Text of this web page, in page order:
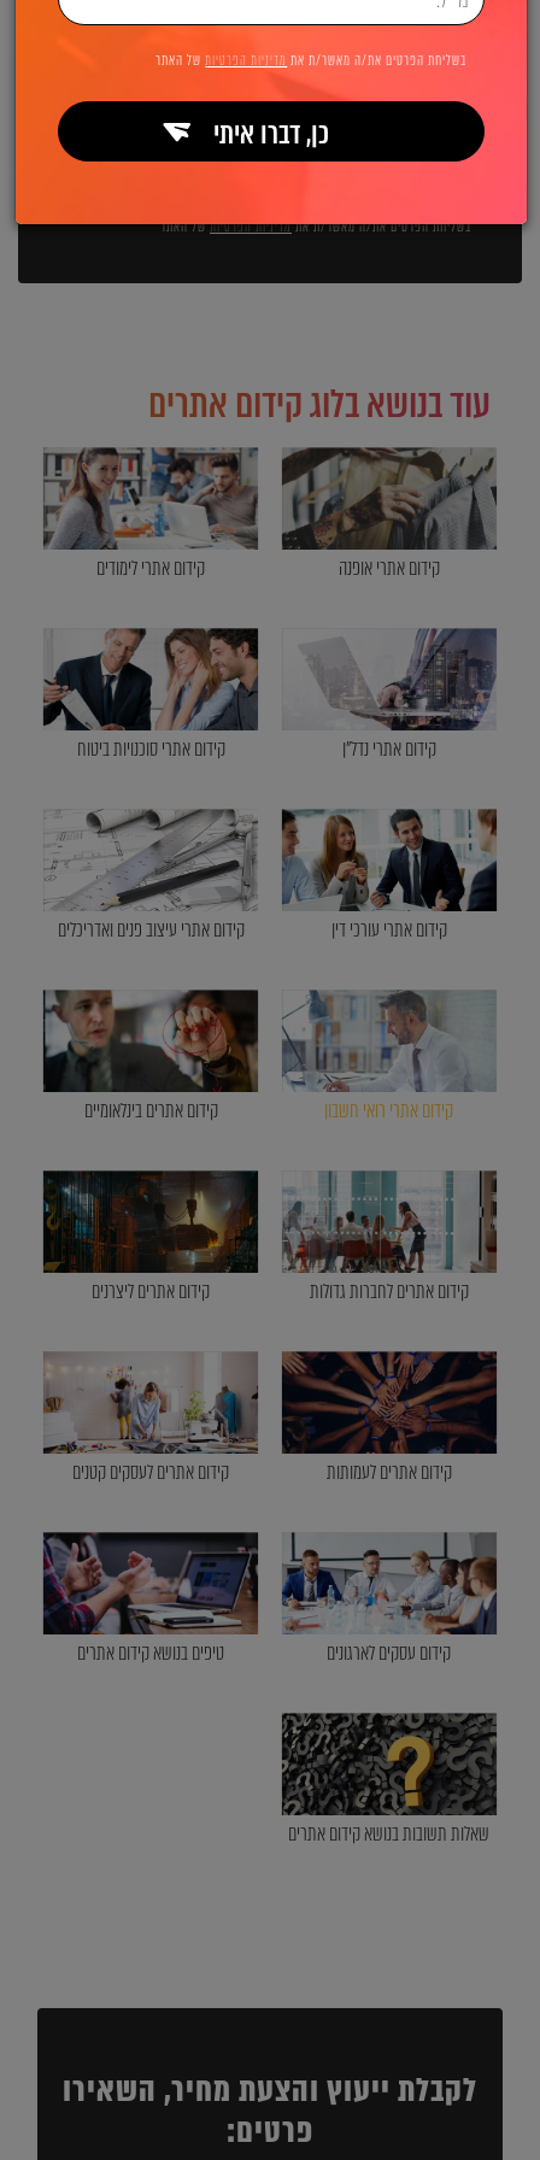
בשליחת הפרטים את/ה מאשר/ת אתמדיניות הפרטיותשל האתר
עוד בנושא בלוג קידום אתרים
קידום אתרי אופנה קידום אתרי לימודים
קידום אתרי נדל"ן קידום אתרי סוכנויות ביטוח
קידום אתרי עורכי דין קידום אתרי עיצוב פנים ואדריכלים
קידום אתרי רואי חשבון קידום אתרים בינלאומיים
קידום אתרים לחברות גדולות קידום אתרים ליצרנים
קידום אתרים לעמותות קידום אתרים לעסקים קטנים
קידום עסקים לארגונים טיפים בנושא קידום אתרים
שאלות תשובות בנושא קידום אתרים
לקבלת ייעוץ והצעת מחיר, השאירו
פרטים:
בשליחת הפרטים את/ה מאשר/ת את מדיניות הפרטיותשל האתר
כן, דברו איתי